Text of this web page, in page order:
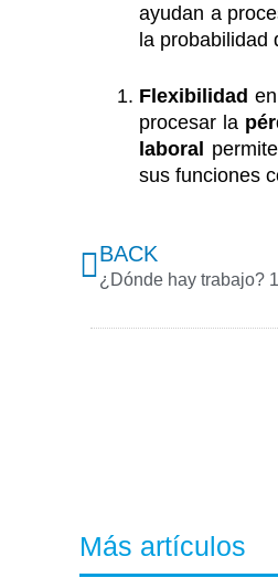
ayudan a
la probabilidad
Flexibilidad
procesar la
laboral
sus funciones
Prev
BACK
¿Dónde hay trabajo?
Más artículos